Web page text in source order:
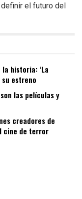
el futuro del
historia: ‘La
su estreno
las películas y
creadores de
cine de terror